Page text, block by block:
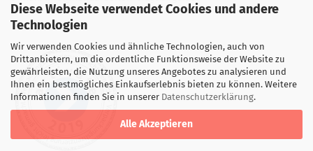
Diese Webseite verwendet Cookies und andere
Technologien
Wir verwenden Cookies und ähnliche Technologien, auch von
Drittanbietern, um die ordentliche Funktionsweise der Website zu
gewährleisten, die Nutzung unseres Angebotes zu analysieren und
Ihnen ein bestmögliches Einkaufserlebnis bieten zu können. Weitere
Informationen finden Sie in unserer Datenschutzerklärung.
Alle Akzeptieren